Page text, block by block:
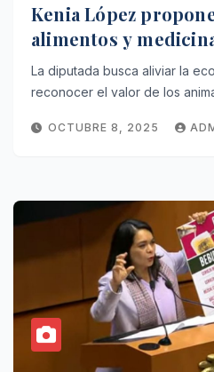
Kenia López
alimentos y
La diputada busca aliviar la
reconocer el valor de los
OCTUBRE 8, 2025